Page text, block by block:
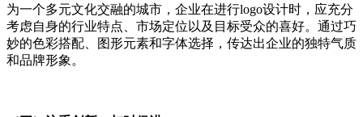
为一个多元文化交融的城市，企业在进行logo设计时，应充分
考虑自身的行业特点、市场定位以及目标受众的喜好。通过巧
妙的色彩搭配、图形元素和字体选择，传达出企业的独特气质
和品牌形象。